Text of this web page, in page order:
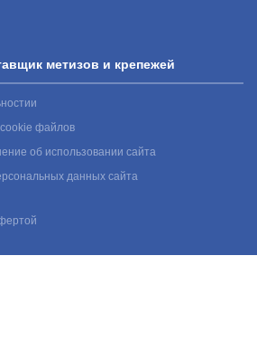
метизов и крепежей
файлов
об использовании сайта
данных сайта